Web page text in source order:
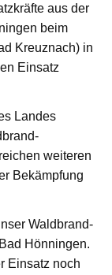
aus der
beim
Kreuznach) in
Einsatz
Landes
weiteren
Bekämpfung
Waldbrand-
Hönningen.
Einsatz noch